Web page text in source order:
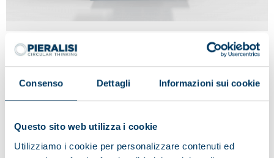
Consenso Dettagli Informazioni sui cookie
Questo sito web utilizza i cookie
Utilizziamo i cookie per personalizzare contenuti ed
PLUTONE